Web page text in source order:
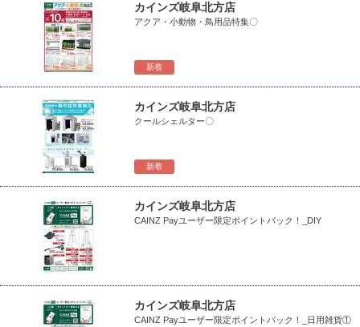
新着
カインズ岐阜北方店
アクア・小動物・鳥用品特集〇
新着
カインズ岐阜北方店
クールシェルター〇
カインズ岐阜北方店
CAINZ Payユーザー限定ポイントバック！_DIY
カインズ岐阜北方店
CAINZ Payユーザー限定ポイントバック！_日用雑貨①